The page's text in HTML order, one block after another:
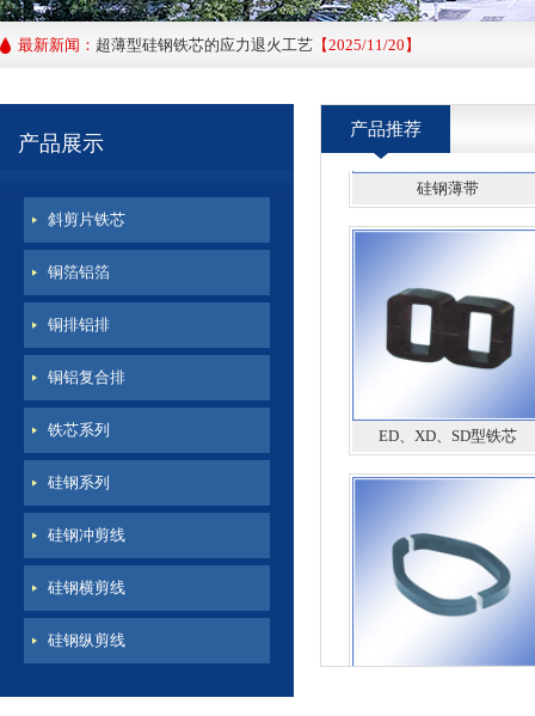
最新新闻： 超薄型硅钢铁芯的应力退火工艺 【2025/11/20】
超薄型硅钢铁芯的优势与注意事项 【2024/03/10】
产品展示
斜剪片铁芯
铜箔铝箔
铜排铝排
铜铝复合排
铁芯系列
硅钢系列
硅钢冲剪线
硅钢横剪线
硅钢纵剪线
产品推荐
硅钢薄带
ED、XD、SD型铁芯
钳型铁芯